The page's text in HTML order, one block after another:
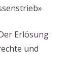
Erlösung
und